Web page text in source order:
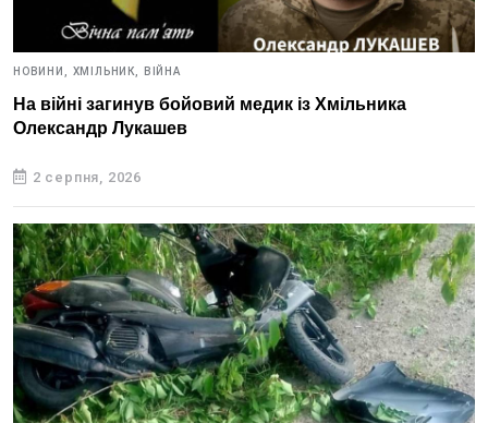
НОВИНИ, ХМІЛЬНИК, ВІЙНА
На війні загинув бойовий медик із Хмільника
Олександр Лукашев
2 серпня, 2026